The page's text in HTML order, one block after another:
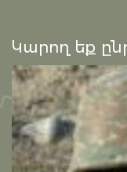
Կարող եք